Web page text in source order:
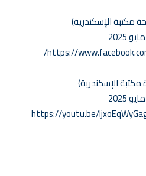
الإسكندرية)
https://
مكتبة الإسكندرية)
https://youtu.be/